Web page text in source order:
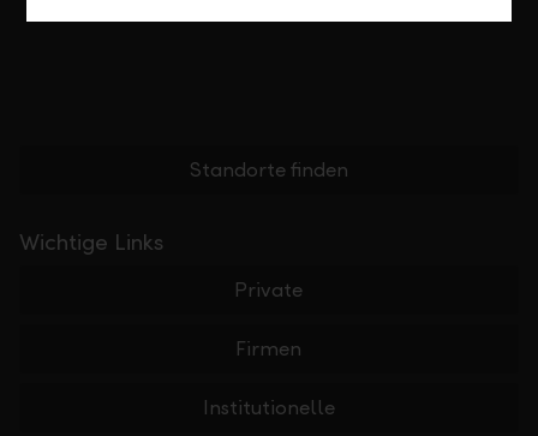
Standorte finden
Wichtige Links
Private
Firmen
Institutionelle